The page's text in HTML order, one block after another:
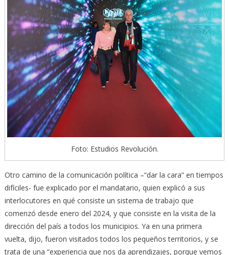
Foto: Estudios Revolución.
Otro camino de la comunicación política –“dar la cara” en tiempos
difíciles- fue explicado por el mandatario, quien explicó a sus
interlocutores en qué consiste un sistema de trabajo que
comenzó desde enero del 2024, y que consiste en la visita de la
dirección del país a todos los municipios. Ya en una primera
vuelta, dijo, fueron visitados todos los pequeños territorios, y se
trata de una “experiencia que nos da aprendizajes, porque vemos